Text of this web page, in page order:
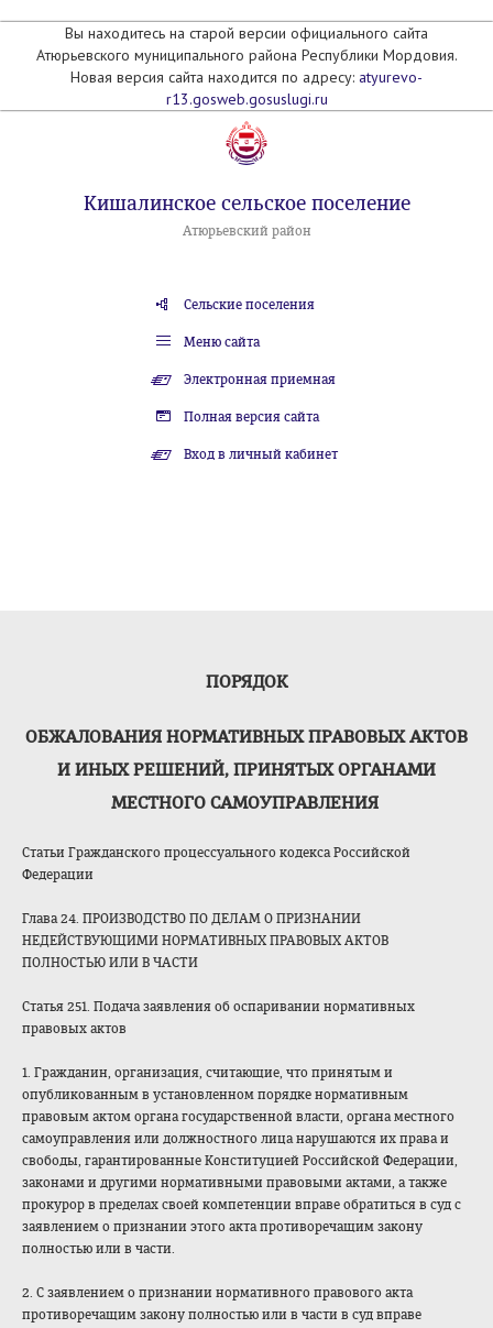
Вы находитесь на старой версии официального сайта
Атюрьевского муниципального района Республики Мордовия.
Новая версия сайта находится по адресу: atyurevo-
r13.gosweb.gosuslugi.ru
Кишалинское сельское поселение
Атюрьевский район
Сельские поселения
Меню сайта
Электронная приемная
Полная версия сайта
Вход в личный кабинет
ПОРЯДОК
ОБЖАЛОВАНИЯ НОРМАТИВНЫХ ПРАВОВЫХ АКТОВ
И ИНЫХ РЕШЕНИЙ, ПРИНЯТЫХ ОРГАНАМИ
МЕСТНОГО САМОУПРАВЛЕНИЯ
Статьи Гражданского процессуального кодекса Российской
Федерации
Глава 24. ПРОИЗВОДСТВО ПО ДЕЛАМ О ПРИЗНАНИИ
НЕДЕЙСТВУЮЩИМИ НОРМАТИВНЫХ ПРАВОВЫХ АКТОВ
ПОЛНОСТЬЮ ИЛИ В ЧАСТИ
Статья 251. Подача заявления об оспаривании нормативных
правовых актов
1. Гражданин, организация, считающие, что принятым и
опубликованным в установленном порядке нормативным
правовым актом органа государственной власти, органа местного
самоуправления или должностного лица нарушаются их права и
свободы, гарантированные Конституцией Российской Федерации,
законами и другими нормативными правовыми актами, а также
прокурор в пределах своей компетенции вправе обратиться в суд с
заявлением о признании этого акта противоречащим закону
полностью или в части.
2. С заявлением о признании нормативного правового акта
противоречащим закону полностью или в части в суд вправе